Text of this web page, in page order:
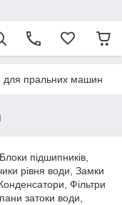
для пральних машин
підшипників,
рівня води, Замки
Фільтри
затоки води,